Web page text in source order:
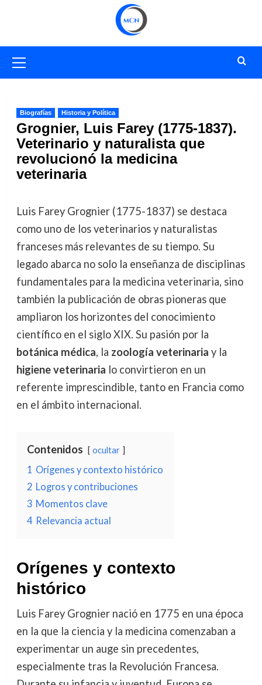
primario
Biografías Historia y Política
Grognier, Luis Farey (1775-1837).
Veterinario y naturalista que
revolucionó la medicina
veterinaria
Luis Farey Grognier (1775-1837) se destaca
como uno de los veterinarios y naturalistas
franceses más relevantes de su tiempo. Su
legado abarca no solo la enseñanza de disciplinas
fundamentales para la medicina veterinaria, sino
también la publicación de obras pioneras que
ampliaron los horizontes del conocimiento
científico en el siglo XIX. Su pasión por la
botánica médica, la zoología veterinaria y la
higiene veterinaria lo convirtieron en un
referente imprescindible, tanto en Francia como
en el ámbito internacional.
Contenidos ocultar
1 Orígenes y contexto histórico
2 Logros y contribuciones
3 Momentos clave
4 Relevancia actual
Orígenes y contexto
histórico
Luis Farey Grognier nació en 1775 en una época
en la que la ciencia y la medicina comenzaban a
experimentar un auge sin precedentes,
especialmente tras la Revolución Francesa.